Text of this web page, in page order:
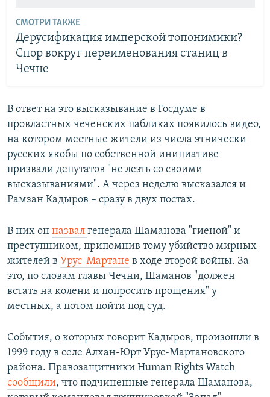
СМОТРИ ТАКЖЕ
Дерусификация имперской топонимики?
Спор вокруг переименования станиц в
Чечне
В ответ на это высказывание в Госдуме в
провластных чеченских пабликах появилось видео,
на котором местные жители из числа этнически
русских якобы по собственной инициативе
призвали депутатов "не лезть со своими
высказываниями". А через неделю высказался и
Рамзан Кадыров – сразу в двух постах.
В них он назвал генерала Шаманова "гиеной" и
преступником, припомнив тому убийство мирных
жителей в Урус-Мартане в ходе второй войны. За
это, по словам главы Чечни, Шаманов "должен
встать на колени и попросить прощения" у
местных, а потом пойти под суд.
События, о которых говорит Кадыров, произошли в
1999 году в селе Алхан-Юрт Урус-Мартановского
района. Правозащитники Human Rights Watch
сообщили, что подчиненные генерала Шаманова,